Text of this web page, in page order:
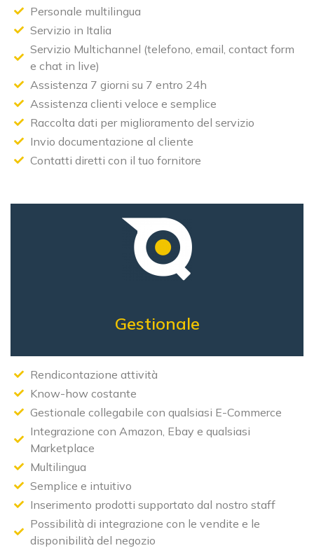
Personale multilingua
Servizio in Italia
Servizio Multichannel (telefono, email, contact form
e chat in live)
Assistenza 7 giorni su 7 entro 24h
Assistenza clienti veloce e semplice
Raccolta dati per miglioramento del servizio
Invio documentazione al cliente
Contatti diretti con il tuo fornitore
Gestionale
Rendicontazione attività
Know-how costante
Gestionale collegabile con qualsiasi E-Commerce
Integrazione con Amazon, Ebay e qualsiasi
Marketplace
Multilingua
Semplice e intuitivo
Inserimento prodotti supportato dal nostro staff
Possibilità di integrazione con le vendite e le
disponibilità del negozio